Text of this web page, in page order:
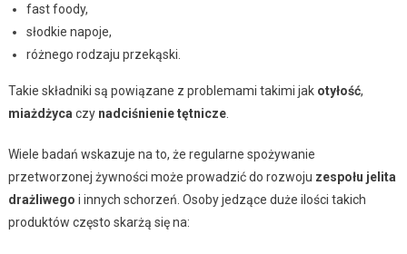
fast foody,
słodkie napoje,
różnego rodzaju przekąski.
Takie składniki są powiązane z problemami takimi jak otyłość,
miażdżyca czy nadciśnienie tętnicze.
Wiele badań wskazuje na to, że regularne spożywanie
przetworzonej żywności może prowadzić do rozwoju zespołu jelita
drażliwego i innych schorzeń. Osoby jedzące duże ilości takich
produktów często skarżą się na: